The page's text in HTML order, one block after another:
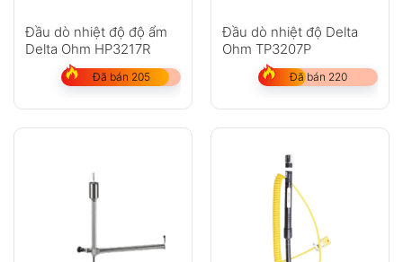
Đầu dò nhiệt độ độ ẩm
Delta Ohm HP3217R
Đã bán 205
Đầu dò nhiệt độ Delta
Ohm TP3207P
Đã bán 220